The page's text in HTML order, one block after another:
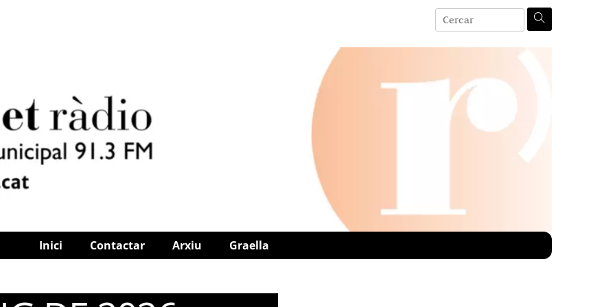
Inici Contactar Arxiu Graella